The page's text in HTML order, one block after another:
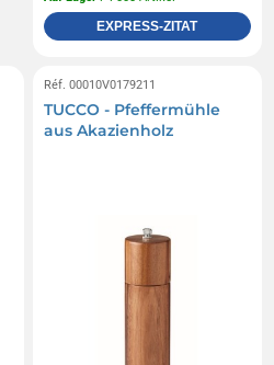
EXPRESS-ZITAT
Réf. 00010V0179211
TUCCO - Pfeffermühle
aus Akazienholz